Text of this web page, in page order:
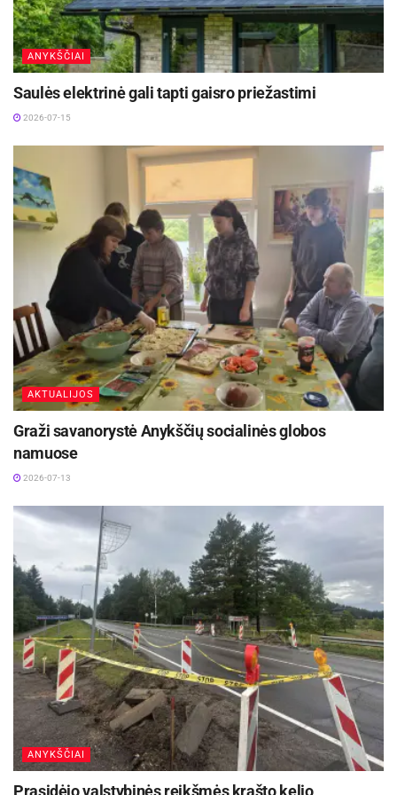
ANYKŠČIAI
Saulės elektrinė gali tapti gaisro priežastimi
2026-07-15
AKTUALIJOS
Graži savanorystė Anykščių socialinės globos
namuose
2026-07-13
ANYKŠČIAI
Prasidėjo valstybinės reikšmės krašto kelio